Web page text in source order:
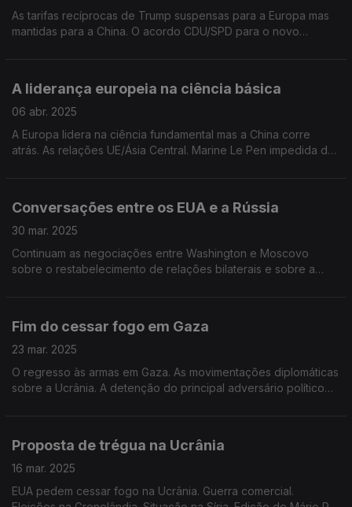
As tarifas recíprocas de Trump suspensas para a Europa mas
mantidas para a China. O acordo CDU/SPD para o novo
A liderança europeia na ciência básica
06 abr. 2025
A Europa lidera na ciência fundamental mas a China corre
atrás. As relações UE/Ásia Central. Marine Le Pen impedida de
Conversações entre os EUA e a Rússia
30 mar. 2025
Continuam as negociações entre Washington e Moscovo
sobre o restabelecimento de relações bilaterais e sobre a
Fim do cessar fogo em Gaza
23 mar. 2025
O regresso às armas em Gaza. As movimentações diplomáticas
sobre a Ucrânia. A detenção do principal adversário político
Proposta de trégua na Ucrânia
16 mar. 2025
EUA pedem cessar fogo na Ucrânia. Guerra comercial.